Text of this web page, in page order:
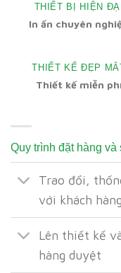
THIẾT BỊ HIỆN
In ấn chuyên
THIẾT KẾ ĐẸP
Thiết kế miễn
Quy trình đặt hàng và
Trao đổi,
với khách hàng
Lên thiết kế
hàng duyệt